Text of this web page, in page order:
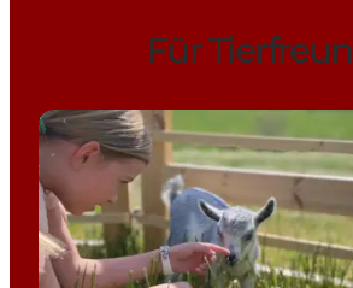
Für
Kæledyrsgården